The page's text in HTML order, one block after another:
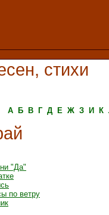
стихи
А
Б В Г Д Е Ж З И К
"Да"
по ветру